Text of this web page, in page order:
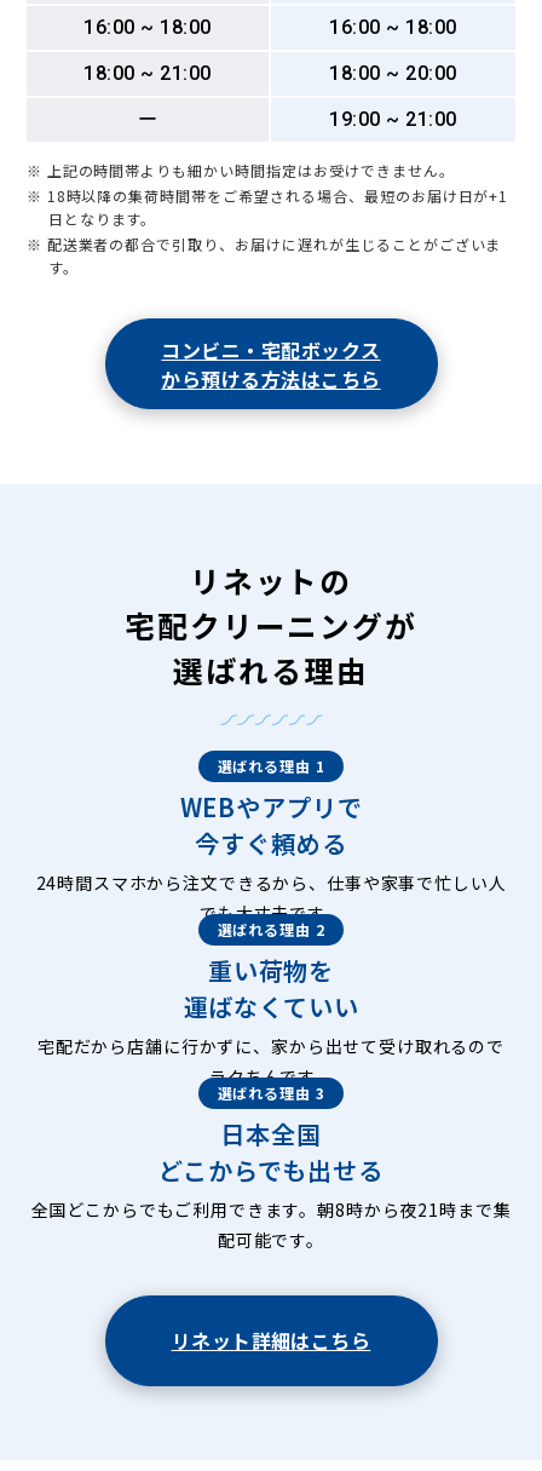
16:00 ~ 18:00
16:00 ~ 18:00
18:00 ~ 21:00
18:00 ~ 20:00
ー
19:00 ~ 21:00
※ 上記の時間帯よりも細かい時間指定はお受けできません。
※ 18時以降の集荷時間帯をご希望される場合、最短のお届け日が+1
日となります。
※ 配送業者の都合で引取り、お届けに遅れが生じることがございま
す。
コンビニ・宅配ボックス
から預ける方法はこちら
リネットの
宅配クリーニングが
選ばれる理由
選ばれる理由 1
WEBやアプリで
今すぐ頼める
24時間スマホから注文できるから、仕事や家事で忙しい人
でも大丈夫です。
選ばれる理由 2
重い荷物を
運ばなくていい
宅配だから店舗に行かずに、家から出せて受け取れるので
ラクちんです。
選ばれる理由 3
日本全国
どこからでも出せる
全国どこからでもご利用できます。朝8時から夜21時まで集
配可能です。
リネット詳細はこちら